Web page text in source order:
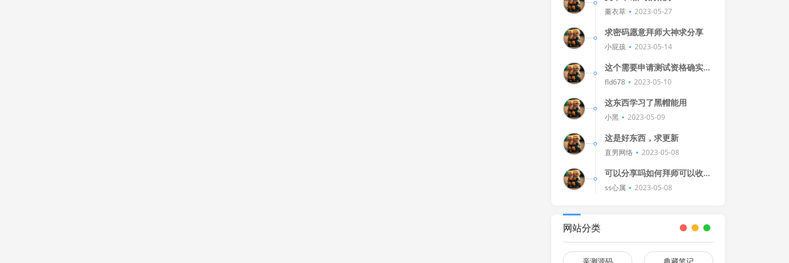
薰衣草 2023-05-27
求密码愿意拜师大神求分享
小屁孩 2023-05-14
这个需要申请测试资格确实不
错的东西
fld678 2023-05-10
这东西学习了黑帽能用
小黑 2023-05-09
这是好东西，求更新
直男网络 2023-05-08
可以分享吗如何拜师可以收我
吗[Watermelon]
ss心属 2023-05-08
网站分类